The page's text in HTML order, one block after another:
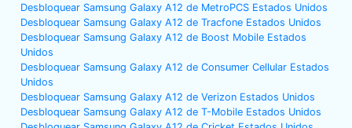
Desbloquear Samsung Galaxy A12 de MetroPCS Estados Unidos
Desbloquear Samsung Galaxy A12 de Tracfone Estados Unidos
Desbloquear Samsung Galaxy A12 de Boost Mobile Estados
Unidos
Desbloquear Samsung Galaxy A12 de Consumer Cellular Estados
Unidos
Desbloquear Samsung Galaxy A12 de Verizon Estados Unidos
Desbloquear Samsung Galaxy A12 de T-Mobile Estados Unidos